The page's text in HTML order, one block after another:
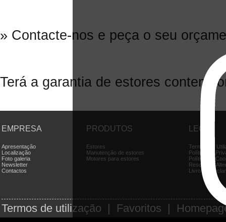
» Contacte-nos e peça o seu
Terá a garantia de estores
EMPRESA
Apresentação
Localização
Foto galeria
Newsletter
Contactos
PRODUTOS
Estores
Manutenção de estores
Motores para estores
LEGAL
Termos de
Política de
Política de
Resolução
Livro de
Termos de utilização | Favoritos |